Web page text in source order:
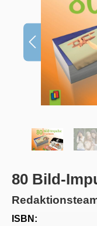
80 Bild-
ISBN: